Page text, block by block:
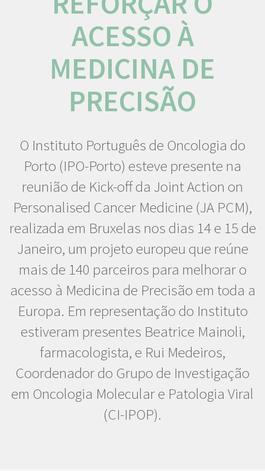
ACESSO À
MEDICINA DE
PRECISÃO
O Instituto Português de Oncologia do
Porto (IPO-Porto) esteve presente na
reunião de Kick-off da Joint Action on
Personalised Cancer Medicine (JA PCM),
realizada em Bruxelas nos dias 14 e 15 de
Janeiro, um projeto europeu que reúne
mais de 140 parceiros para melhorar o
acesso à Medicina de Precisão em toda a
Europa. Em representação do Instituto
estiveram presentes Beatrice Mainoli,
farmacologista, e Rui Medeiros,
Coordenador do Grupo de Investigação
em Oncologia Molecular e Patologia Viral
(CI-IPOP).